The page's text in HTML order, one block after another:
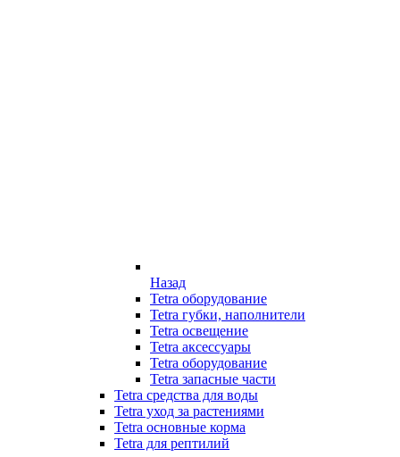
Назад
Tetra оборудование
Tetra губки, наполнители
Tetra освещение
Tetra аксессуары
Tetra оборудование
Tetra запасные части
Tetra средства для воды
Tetra уход за растениями
Tetra основные корма
Tetra для рептилий